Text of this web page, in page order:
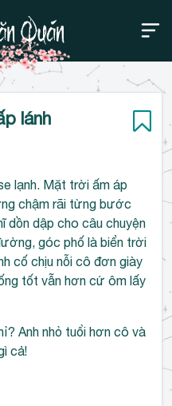
lánh
lạnh. Mặt trời ấm áp
chậm rãi từng bước
dồn dập cho câu chuyện
góc phố là biển trời
cố chịu nỗi cô đơn giày
tốt vẫn hơn cứ ôm lấy
Anh nhỏ tuổi hơn cô và
cả!